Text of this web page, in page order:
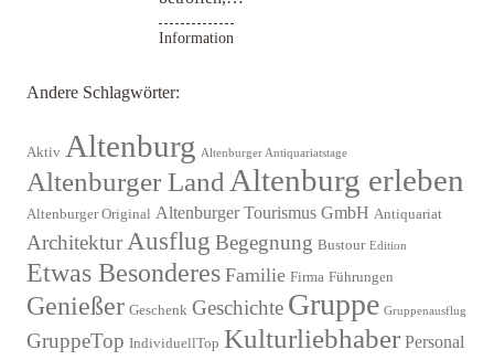
Information
Andere Schlagwörter:
Aktiv Altenburg Altenburger Antiquariatstage
Altenburger Land Altenburg erleben
Altenburger Original Altenburger Tourismus GmbH Antiquariat
ArchitekturAusflug Begegnung Bustour Edition
Etwas Besonderes Familie Firma Führungen
Genießer Geschenk Geschichte Gruppe Gruppenausflug
GruppeTop IndividuellTop Kulturliebhaber Personal